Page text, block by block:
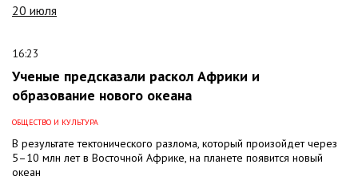
20 июля
16:23
Ученые предсказали раскол Африки и
образование нового океана
ОБЩЕСТВО И КУЛЬТУРА
В результате тектонического разлома, который произойдет через
5–10 млн лет в Восточной Африке, на планете появится новый
океан